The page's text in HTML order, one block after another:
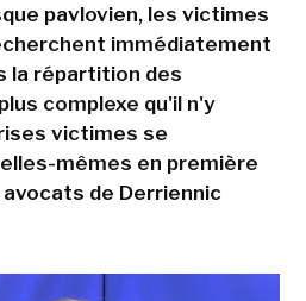
pavlovien, les victimes
immédiatement
la répartition des
complexe qu'il n'y
victimes se
mêmes en première
de Derriennic